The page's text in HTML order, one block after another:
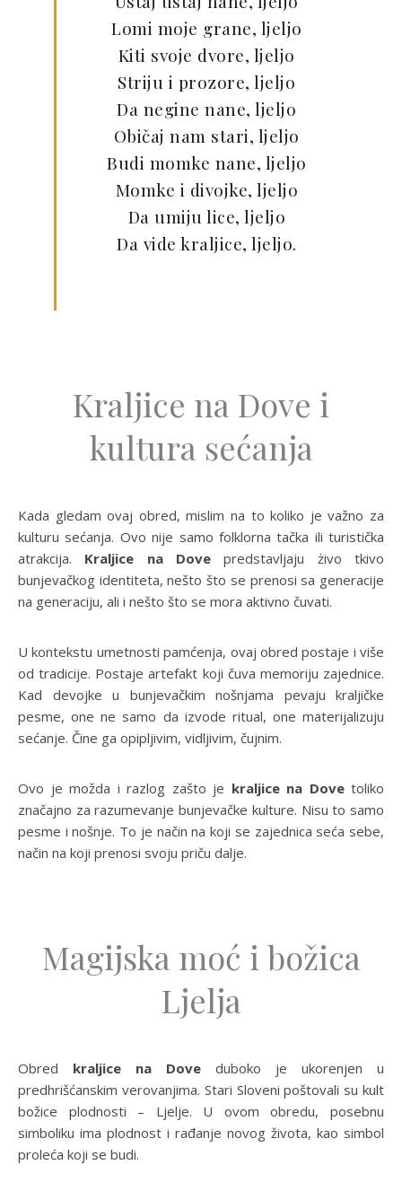
Lomi moje grane, ljeljo
Kiti svoje dvore, ljeljo
Striju i prozore, ljeljo
Da negine nane, ljeljo
Običaj nam stari, ljeljo
Budi momke nane, ljeljo
Momke i divojke, ljeljo
Da umiju lice, ljeljo
Da vide kraljice, ljeljo.
Kraljice na Dove i
kultura sećanja
Kada gledam ovaj obred, mislim na to koliko je važno za
kulturu sećanja. Ovo nije samo folklorna tačka ili turistička
atrakcija. Kraljice na Dove predstavljaju żivo tkivo
bunjevačkog identiteta, nešto što se prenosi sa generacije
na generaciju, ali i nešto što se mora aktivno čuvati.
U kontekstu umetnosti pamćenja, ovaj obred postaje i više
od tradicije. Postaje artefakt koji čuva memoriju zajednice.
Kad devojke u bunjevačkim nošnjama pevaju kraljičke
pesme, one ne samo da izvode ritual, one materijalizuju
sećanje. Čine ga opipljivim, vidljivim, čujnim.
Ovo je možda i razlog zašto je kraljice na Dovetoliko
značajno za razumevanje bunjevačke kulture. Nisu to samo
pesme i nošnje. To je način na koji se zajednica seća sebe,
način na koji prenosi svoju priču dalje.
Magijska moć i božica
Ljelja
Obred kraljice na Dove duboko je ukorenjen u
predhrišćanskim verovanjima. Stari Sloveni poštovali su kult
božice plodnosti – Ljelje. U ovom obredu, posebnu
simboliku ima plodnost i rađanje novog života, kao simbol
proleća koji se budi.